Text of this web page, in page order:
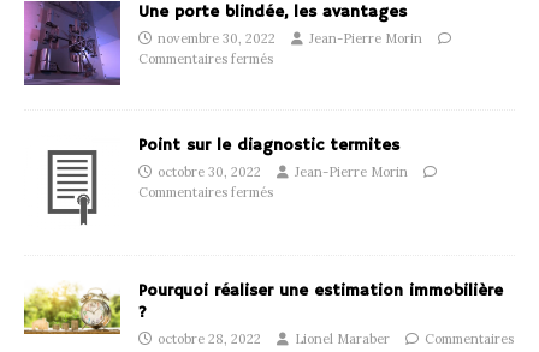
Une porte blindée, les avantages
novembre 30, 2022
Jean-Pierre Morin
Commentaires fermés
Point sur le diagnostic termites
octobre 30, 2022
Jean-Pierre Morin
Commentaires fermés
Pourquoi réaliser une estimation immobilière
?
octobre 28, 2022 Lionel Maraber
Commentaires